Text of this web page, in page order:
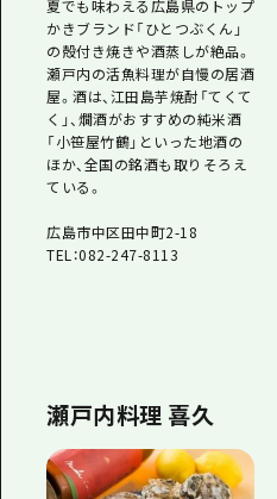
夏でも味わえる広島県のトップ
かきブランド「ひとつぶくん」
の殻付き焼きや酒蒸しが絶品。
瀬戸内の活魚料理が自慢の居酒
屋。酒は、江田島芋焼酎「てくて
く」、燗酒がおすすめの純米酒
「小笹屋竹鶴」といった地酒の
ほか、全国の銘酒も取りそろえ
ている。
広島市中区田中町2-18
TEL：082-247-8113
瀬戸内料理 喜久